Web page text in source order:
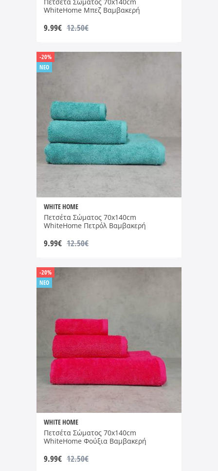
WhiteHome Μπεζ Βαμβακερή
9.99€ 12.50€
WHITE HOME
Πετσέτα Σώματος 70x140cm
WhiteHome Πετρόλ Βαμβακερή
9.99€ 12.50€
-20%
NEO
WHITE HOME
Πετσέτα Σώματος 70x140cm
WhiteHome Φούξια Βαμβακερή
9.99€ 12.50€
-20%
NEO